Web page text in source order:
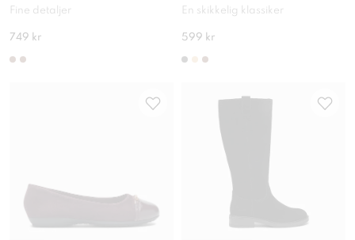
Fine detaljer
749 kr
En skikkelig klassiker
599 kr